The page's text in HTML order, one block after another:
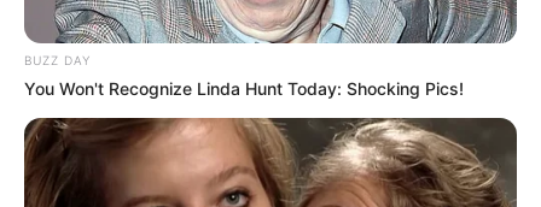
begeistert
Das<Schon probiert? Köstliches Langosch
Rezept wie von Oma begeistert alle!>vereint
Tradition und Einfachheit:
BUZZ DAY
You Won't Recognize Linda Hunt Today: Shocking Pics!